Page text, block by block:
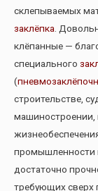
склепываемых
заклёпка.
клёпанные —
специального
(
строительстве,
машиностроении,
промышленности
достаточно
требующих сверх